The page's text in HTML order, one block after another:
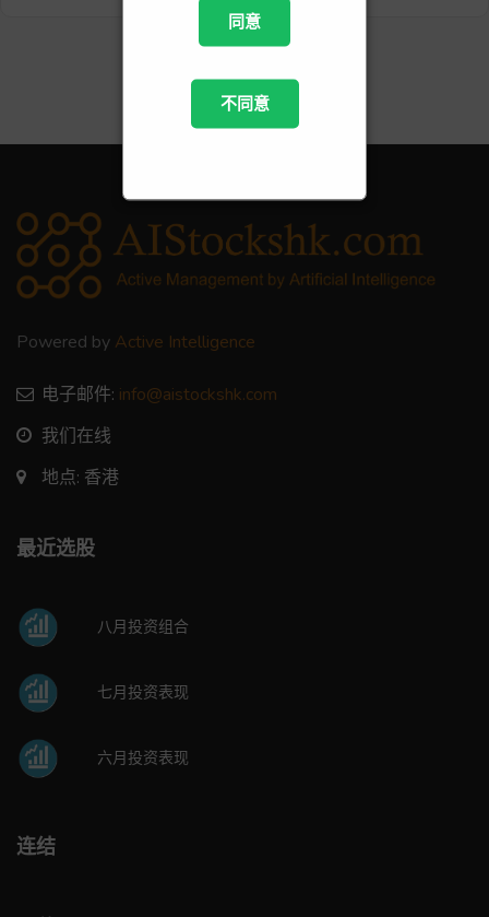
同意
不同意
Powered by Active Intelligence
电子邮件: info@aistockshk.com
我们在线
地点: 香港
最近选股
八月投资组合
七月投资表现
六月投资表现
连结